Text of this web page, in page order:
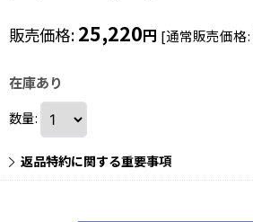
販売価格: 25,220円 [通常販売価格:
在庫あり
数量:
返品特約に関する重要事項